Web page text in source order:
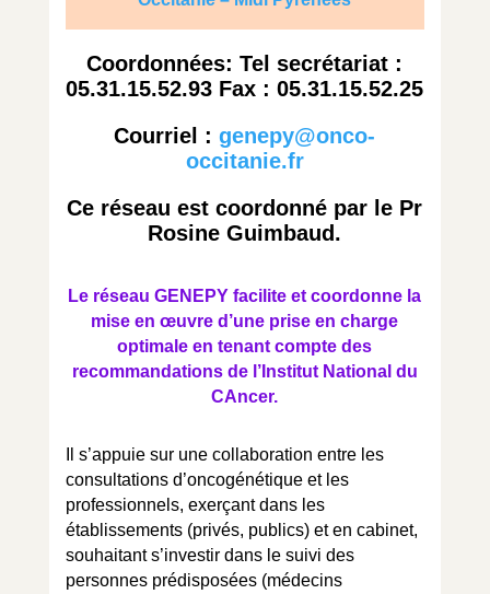
Coordonnées: Tel secrétariat :
05.31.15.52.93 Fax : 05.31.15.52.25
Courriel :genepy@onco-
occitanie.fr
Ce réseau est coordonné par le Pr
Rosine Guimbaud.
Le réseau GENEPY facilite et coordonne la
mise en œuvre d’une prise en charge
optimale en tenant compte des
recommandations de l’Institut National du
CAncer.
Il s’appuie sur une collaboration entre les
consultations d’oncogénétique et les
professionnels, exerçant dans les
établissements (privés, publics) et en cabinet,
souhaitant s’investir dans le suivi des
personnes prédisposées (médecins